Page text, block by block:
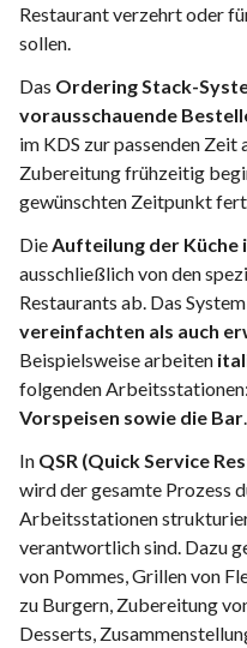
Restaurant verzehrt oder
sollen.
Das Ordering Stack-
vorausschauende
im KDS zur passenden Zeit
Zubereitung frühzeitig
gewünschten Zeitpunkt
Die Aufteilung der
ausschließlich von den
Restaurants ab. Das
vereinfachten als auch
Beispielsweise arbeiten
folgenden Arbeitsstationen:
Vorspeisen sowie die Bar
In QSR (Quick Service
wird der gesamte Prozess
Arbeitsstationen
verantwortlich sind. Dazu
von Pommes, Grillen von
zu Burgern, Zubereitung
Desserts,